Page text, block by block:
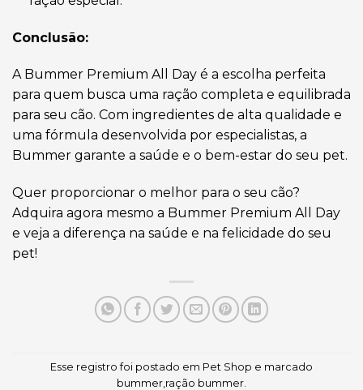
Conclusão:
A Bummer Premium All Day é a escolha perfeita
para quem busca uma ração completa e equilibrada
para seu cão. Com ingredientes de alta qualidade e
uma fórmula desenvolvida por especialistas, a
Bummer garante a saúde e o bem-estar do seu pet.
Quer proporcionar o melhor para o seu cão?
Adquira agora mesmo a Bummer Premium All Day
e veja a diferença na saúde e na felicidade do seu
pet!
Esse registro foi postado em Pet Shop e marcado
bummer ração bummer